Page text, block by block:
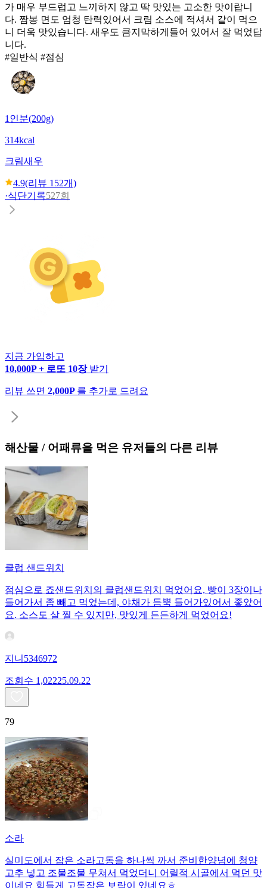
가 매우 부드럽고 느끼하지 않고 딱 맛있는 고소한 맛이랍니
다. 짬봉 면도 엄청 탄력있어서 크림 소스에 적셔서 같이 먹으
니 더욱 맛있습니다. 새우도 큼지막하게들어 있어서 잘 먹었답
니다.
#일반식 #점심
1인분(200g)
314kcal
크림새우
4.9(리뷰 152개)
·식단기록527회
지금 가입하고
10,000P + 로또 10장 받기
리뷰 쓰면 2,000P 를 추가로 드려요
해산물 / 어패류을 먹은 유저들의 다른 리뷰
클럽 샌드위치
점심으로 죠샌드위치의 클럽샌드위치 먹었어요, 빵이 3장이나
들어가서 좀 빼고 먹었는데, 야채가 듬뿍 들어가있어서 좋았어
요. 소스도 살 찔 수 있지만, 맛있게 든든하게 먹었어요!
지니5346972
조회수 1,02225.09.22
79
소라
실미도에서 잡은 소라고동을 하나씩 까서 준비한양념에 청양
고추 넣고 조물조물 무쳐서 먹었더니 어릴적 시골에서 먹던 맛
이네요 힘들게 고동잡은 보람이 있네요ㅎ